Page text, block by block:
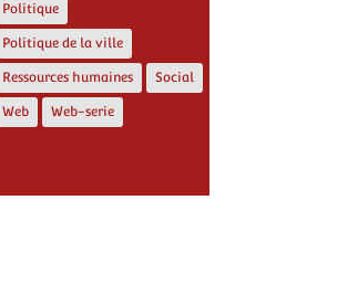
Politique
Politique de la ville
Ressources humaines Social
Web Web-serie